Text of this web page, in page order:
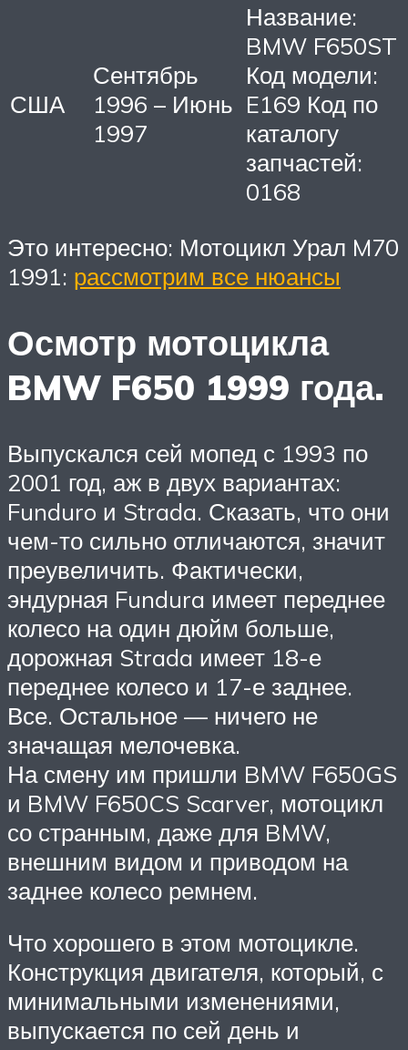
США
Сентябрь
1996 – Июнь
1997
Название:
BMW F650ST
Код модели:
E169 Код по
каталогу
запчастей:
0168
Это интересно: Мотоцикл Урал M70
1991: рассмотрим все нюансы
Осмотр мотоцикла
BMW F650 1999 года.
Выпускался сей мопед с 1993 по
2001 год, аж в двух вариантах:
Funduro и Strada. Сказать, что они
чем-то сильно отличаются, значит
преувеличить. Фактически,
эндурная Fundura имеет переднее
колесо на один дюйм больше,
дорожная Strada имеет 18-е
переднее колесо и 17-е заднее.
Все. Остальное — ничего не
значащая мелочевка.
На смену им пришли BMW F650GS
и BMW F650CS Scarver, мотоцикл
со странным, даже для BMW,
внешним видом и приводом на
заднее колесо ремнем.
Что хорошего в этом мотоцикле.
Конструкция двигателя, который, с
минимальными изменениями,
выпускается по сей день и